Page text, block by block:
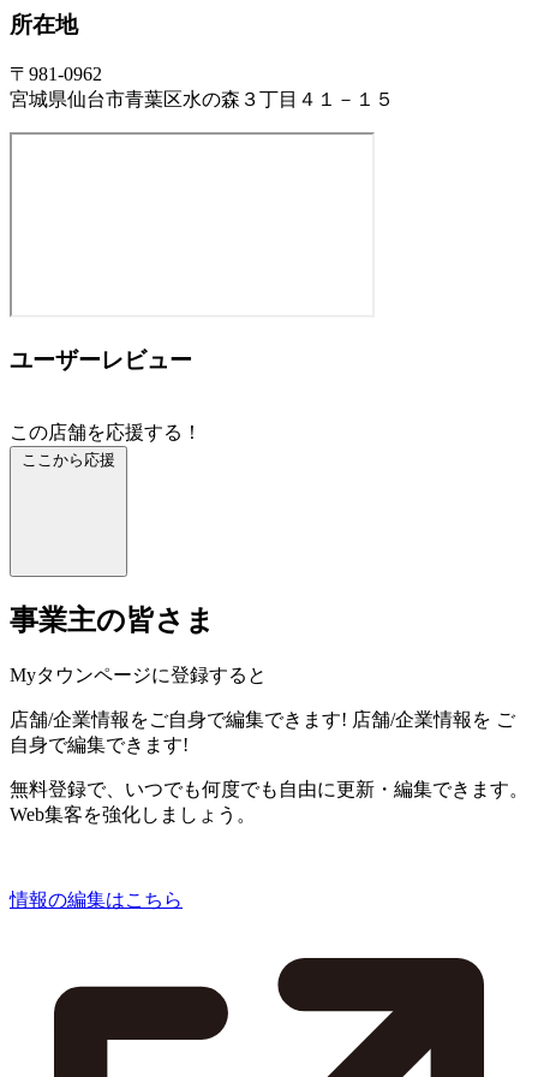
所在地
〒981-0962
宮城県仙台市青葉区水の森３丁目４１－１５
ユーザーレビュー
この店舗を応援する！
ここから応援
事業主の皆さま
Myタウンページに登録すると
店舗/企業情報をご自身で編集できます! 店舗/企業情報を ご
自身で編集できます!
無料登録で、いつでも何度でも自由に更新・編集できます。
Web集客を強化しましょう。
情報の編集はこちら